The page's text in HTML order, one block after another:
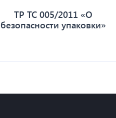
ТР ТС 005/2011 «О
безопасности упаковки»